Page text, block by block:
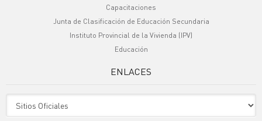
Capacitaciones
Junta de Clasificación de Educación Secundaria
Instituto Provincial de la Vivienda (IPV)
Educación
ENLACES